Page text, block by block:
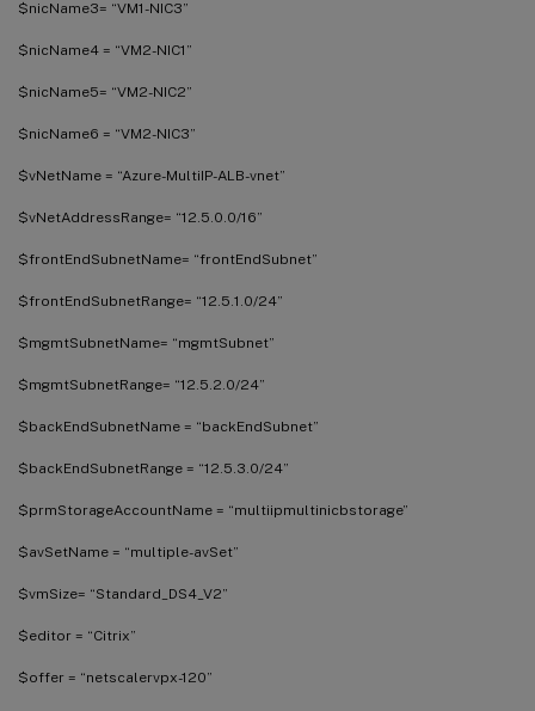
$nicName3= “VM1-NIC3”
$nicName4 = “VM2-NIC1”
$nicName5= “VM2-NIC2”
$nicName6 = “VM2-NIC3”
$vNetName = “Azure-MultiIP-ALB-vnet”
$vNetAddressRange= “12.5.0.0/16”
$frontEndSubnetName= “frontEndSubnet”
$frontEndSubnetRange= “12.5.1.0/24”
$mgmtSubnetName= “mgmtSubnet”
$mgmtSubnetRange= “12.5.2.0/24”
$backEndSubnetName = “backEndSubnet”
$backEndSubnetRange = “12.5.3.0/24”
$prmStorageAccountName = “multiipmultinicbstorage”
$avSetName = “multiple-avSet”
$vmSize= “Standard_DS4_V2”
$editor = “Citrix”
$offer = “netscalervpx-120”